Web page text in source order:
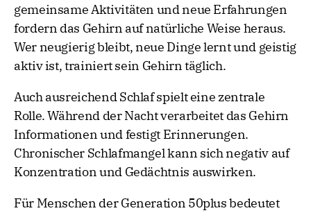
gemeinsame Aktivitäten und neue Erfahrungen
fordern das Gehirn auf natürliche Weise heraus.
Wer neugierig bleibt, neue Dinge lernt und geistig
aktiv ist, trainiert sein Gehirn täglich.
Auch ausreichend Schlaf spielt eine zentrale
Rolle. Während der Nacht verarbeitet das Gehirn
Informationen und festigt Erinnerungen.
Chronischer Schlafmangel kann sich negativ auf
Konzentration und Gedächtnis auswirken.
Für Menschen der Generation 50plus bedeutet